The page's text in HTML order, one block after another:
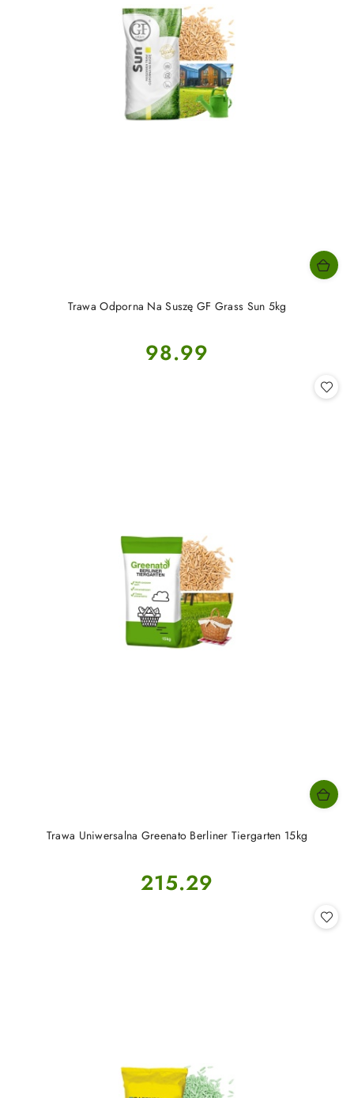
Trawa Odporna Na Suszę GF Grass Sun 5kg
Cena:
98.99
Trawa Uniwersalna Greenato Berliner Tiergarten 15kg
Cena:
215.29